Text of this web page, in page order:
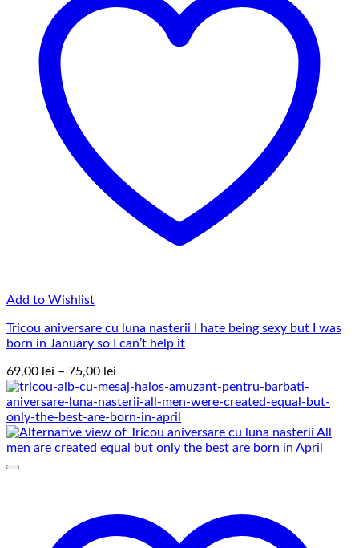
Add to Wishlist
Tricou aniversare cu luna nasterii I hate being sexy but I was
born in January so I can’t help it
69,00 lei – 75,00 lei
de
prețuri:
69,00 lei
până
la